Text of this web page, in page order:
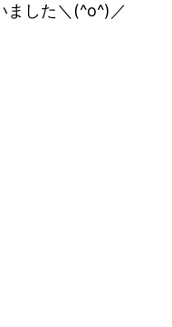
ました＼(^o^)／